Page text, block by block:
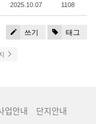
2025.10.07 1108
쓰기 태그
업안내
단지안내